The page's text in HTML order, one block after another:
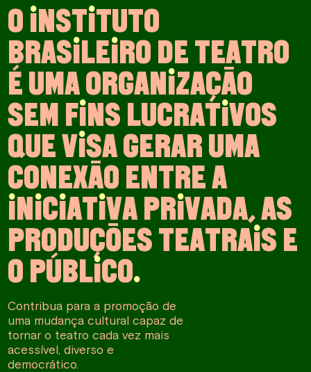
OINSTITUTO
BRASILEIRODETEATRO
ÉUMAORGANIZAÇÃO
SEMFINSLUCRATIVOS
QUEVISAGERARUMA
CONEXÃOENTREA
INICIATIVAPRIVADA,AS
PRODUÇÕESTEATRAISE
OPÚBLICO.
Contribua para a promoção de
uma mudança cultural capaz de
tornar o teatro cada vez mais
acessível, diverso e
democrático.